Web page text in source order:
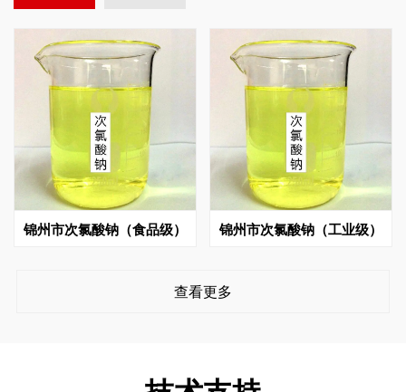
锦州市次氯酸钠（食品级） 锦州市次氯酸钠（工业级）
查看更多